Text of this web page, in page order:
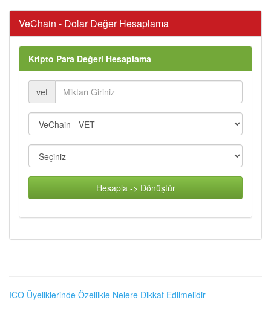
VeChain - Dolar Değer Hesaplama
Kripto Para Değeri Hesaplama
vet
Hesapla -> Dönüştür
ICO Üyeliklerinde Özellikle Nelere Dikkat Edilmelidir